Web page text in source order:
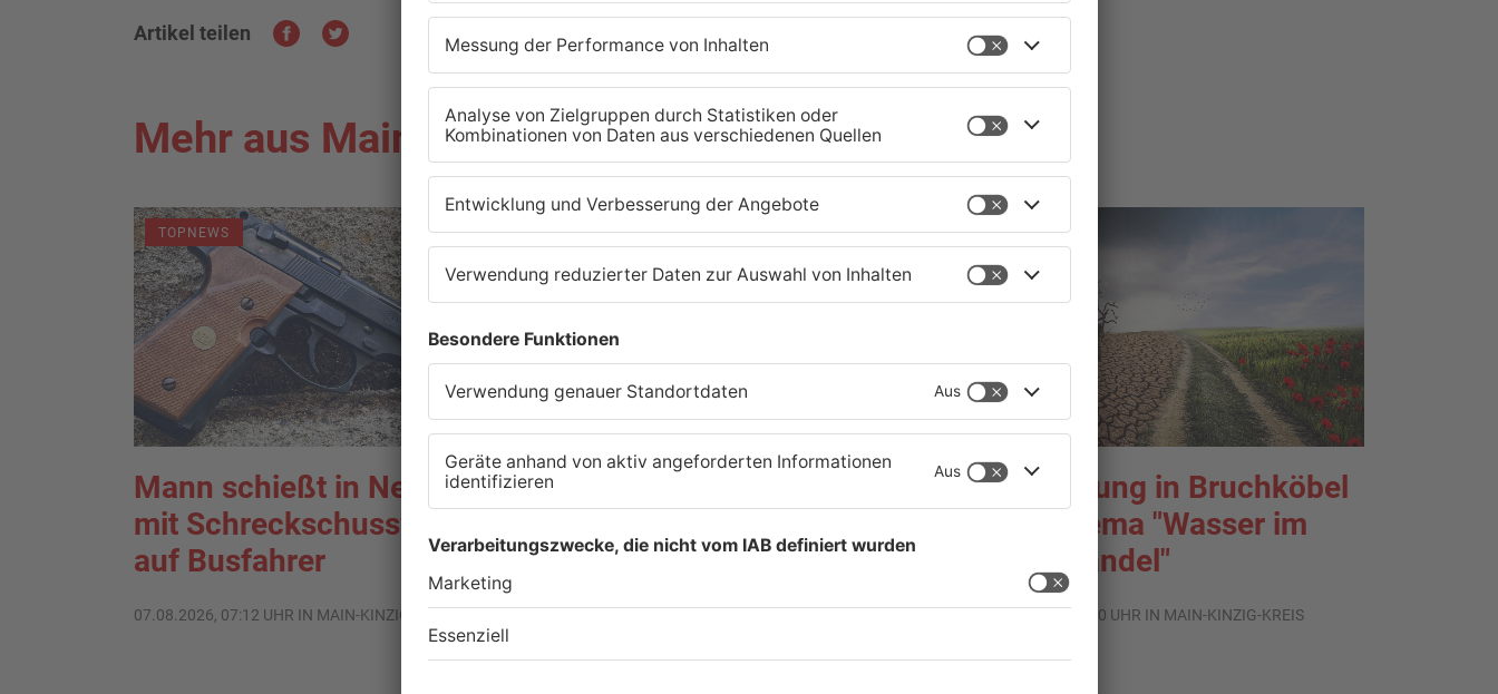
Artikel teilen
Mehr aus Main-Kinzig-Kreis
TOPNEWS
Mann schießt in Neuberg
mit Schreckschusswaffe
auf Busfahrer
07.08.2026, 07:12 UHR IN MAIN-KINZIG-KREIS
und Hanauer Kreuz
Ausstellung in Bruchköbel
zum Thema "Wasser im
Klimawandel"
07.08.2026, 05:00 UHR IN MAIN-KINZIG-KREIS